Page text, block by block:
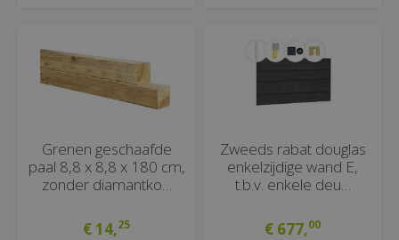
Grenen geschaafde
paal 8,8 x 8,8 x 180 cm,
zonder diamantko…
€14,25
Zweeds rabat douglas
enkelzijdige wand E,
t.b.v. enkele deu…
€ 677,00